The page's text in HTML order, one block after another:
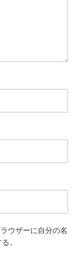
ウザーに自分の名
。